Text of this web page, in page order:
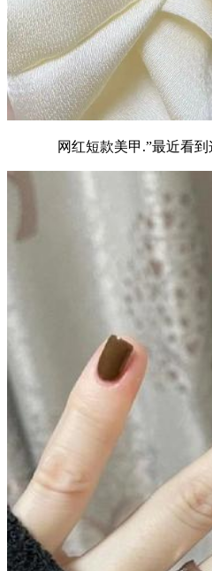
网红短款美甲.”最近看